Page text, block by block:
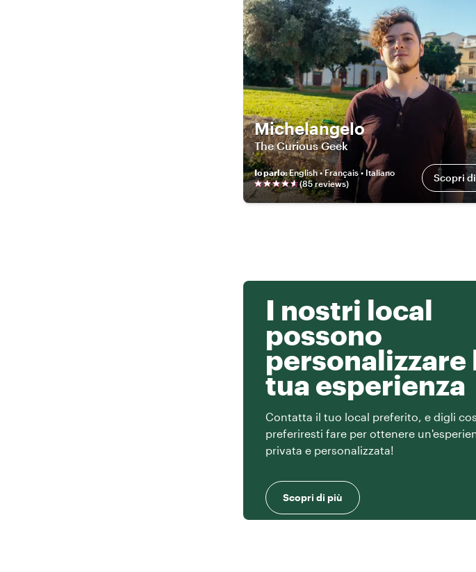
Michelangelo
The Curious Geek
Io parlo:English • Français • Italiano
(85reviews) Scopri
I nostri local
possono
personalizzare
tua esperienza
Contatta il tuo local preferito, e digli
preferiresti fare per ottenere
privata e personalizzata!
Scopri di più